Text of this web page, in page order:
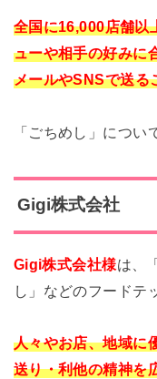
全国に16,000店舗以
ューや相手の好みに
メールやSNSで送る
「ごちめし」につい
Gigi株式会社
Gigi株式会社様は、
し」などのフードテ
人々やお店、地域に
送り・利他の精神を